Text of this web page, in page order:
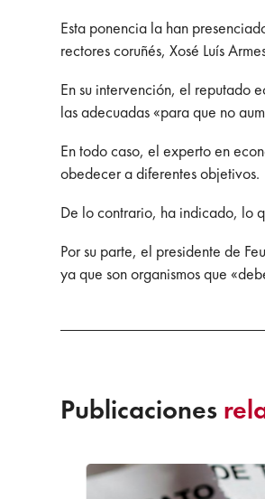
Esta ponencia la han
rectores coruñés, Xosé Luís
En su intervención, el reputado
las adecuadas «para que no
En todo caso, el experto en
obedecer a diferentes objetivos.
De lo contrario, ha indicado, lo
Por su parte, el presidente de
ya que son organismos que
Publicaciones